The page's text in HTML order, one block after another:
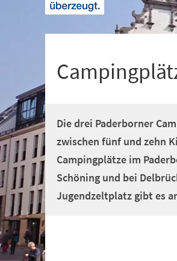
Die drei Paderborner
zwischen fünf und zehn
Campingplätze im
Schöning und bei
Jugendzeltplatz gibt es